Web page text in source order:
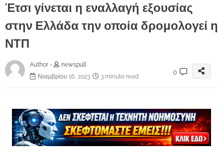
Έτσι γίνεται η εναλλαγή εξουσίας
στην Ελλάδα την οποία δρομολογεί η
ΝΤΠ
Author -
newspull
Νοεμβρίου 16, 2023
3 minute read
0